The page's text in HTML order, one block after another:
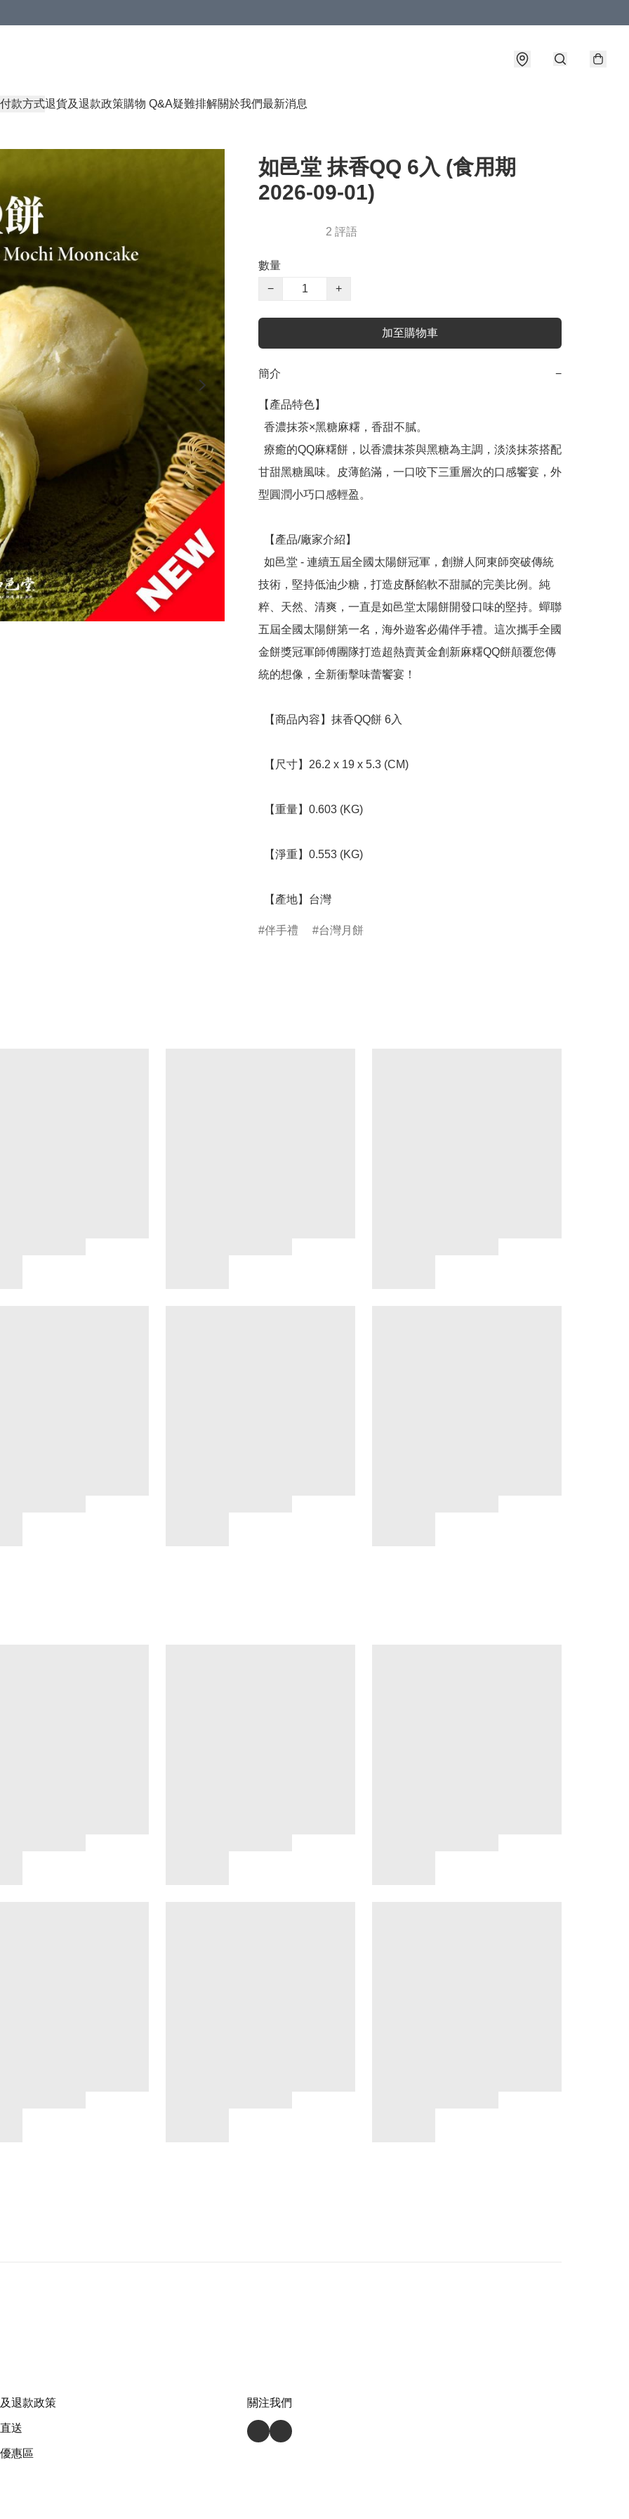
付款方式退貨及退款政策購物 Q&A疑難排解關於我們最新消息
如邑堂 抹香QQ 6入 (食用期
2026-09-01)
2 評語
數量
−
+
加至購物車
簡介 −
【產品特色】
甘甜黑糖風味。皮薄餡滿，一口咬下三重層次的口感饗宴，外
型圓潤小巧口感輕盈。
技術，堅持低油少糖，打造皮酥餡軟不甜膩的完美比例。純
粹、天然、清爽，一直是如邑堂太陽餅開發口味的堅持。蟬聯
五屆全國太陽餅第一名，海外遊客必備伴手禮。這次攜手全國
金餅獎冠軍師傅團隊打造超熱賣黃金創新麻糬QQ餅顛覆您傳
統的想像，全新衝擊味蕾饗宴！
  【產地】台灣
伴手禮 台灣月餅
退款政策
送
惠區
關注我們